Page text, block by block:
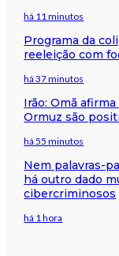
há 11 minutos
Programa da
reeleição com
há 37 minutos
Irão: Omã
Ormuz são
há 55 minutos
Nem palavras-
há outro dado
cibercriminosos
há 1 hora